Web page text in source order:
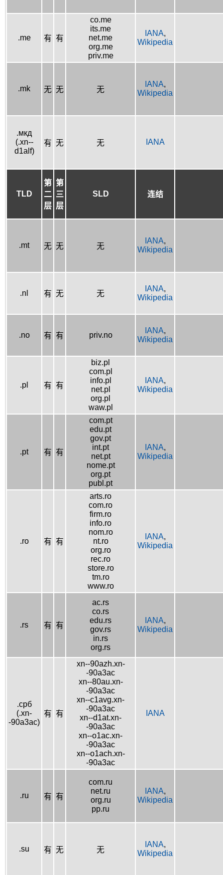
.me 有 有
co.me
its.me
net.me
org.me
priv.me
IANA,
Wikipedia
.mk 无 无 无
IANA,
Wikipedia
.мкд
(.xn--
d1alf)
有 无 无 IANA
TLD
第
二
层
第
三
层
SLD 连结
.mt 无 无 无
IANA,
Wikipedia
.nl 有 无 无
IANA,
Wikipedia
.no 有 有 priv.no
IANA,
Wikipedia
.pl 有 有
biz.pl
com.pl
info.pl
net.pl
org.pl
waw.pl
IANA,
Wikipedia
.pt 有 有
com.pt
edu.pt
gov.pt
int.pt
net.pt
nome.pt
org.pt
publ.pt
IANA,
Wikipedia
.ro 有 有
arts.ro
com.ro
firm.ro
info.ro
nom.ro
nt.ro
org.ro
rec.ro
store.ro
tm.ro
www.ro
IANA,
Wikipedia
.rs 有 有
ac.rs
co.rs
edu.rs
gov.rs
in.rs
org.rs
IANA,
Wikipedia
.срб
(.xn-
-90a3ac)
有 有
xn--90azh.xn-
-90a3ac
xn--80au.xn-
-90a3ac
xn--c1avg.xn-
-90a3ac
xn--d1at.xn-
-90a3ac
xn--o1ac.xn-
-90a3ac
xn--o1ach.xn-
-90a3ac
IANA
.ru 有 有
com.ru
net.ru
org.ru
pp.ru
IANA,
Wikipedia
.su 有 无 无
IANA,
Wikipedia